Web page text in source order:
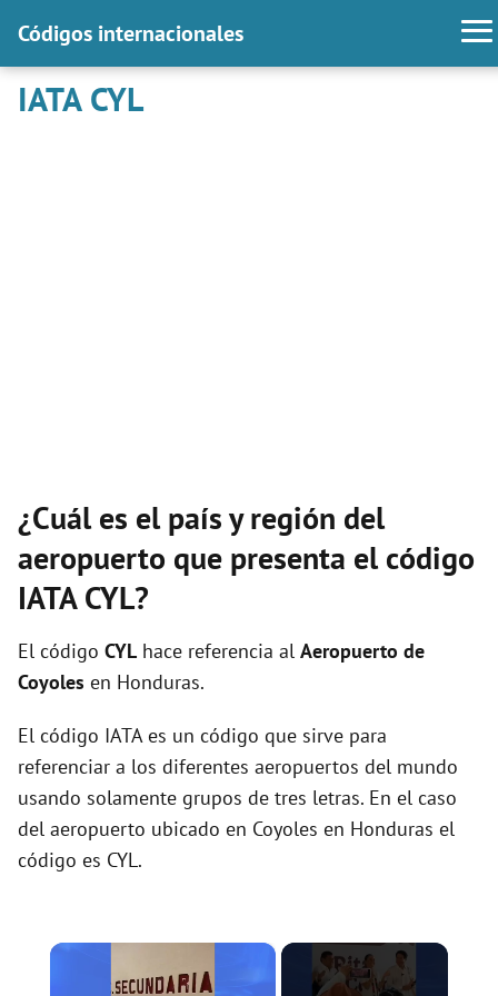
Códigos internacionales
IATA CYL
¿Cuál es el país y región del
aeropuerto que presenta el código
IATA CYL?
El código CYL hace referencia al Aeropuerto de
Coyoles en Honduras.
El código IATA es un código que sirve para
referenciar a los diferentes aeropuertos del mundo
usando solamente grupos de tres letras. En el caso
del aeropuerto ubicado en Coyoles en Honduras el
código es CYL.
×